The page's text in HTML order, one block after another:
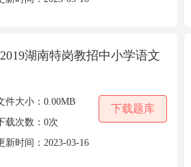
湖南特岗教招中小学语文
件大小： 0.00MB
载次数： 0次
新时间： 2023-03-16
下载题库